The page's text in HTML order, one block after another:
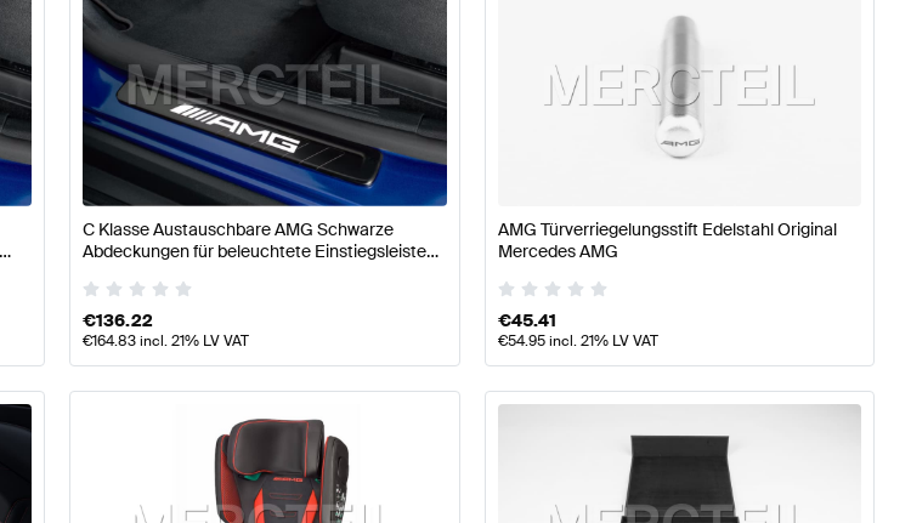
C Klasse Austauschbare AMG Schwarze
Abdeckungen für beleuchtete Einstiegsleisten
€136.22
€164.83incl. 21% LV VAT
AMG Türverriegelungsstift Edelstahl Original
Mercedes AMG
€45.41
€54.95incl. 21% LV VAT